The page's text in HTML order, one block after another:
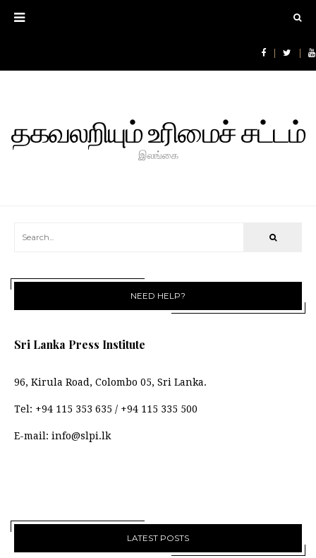
தகவலறியும் உரிமைச் சட்டம்
இலங்கை
NEED HELP?
Sri Lanka Press Institute
96, Kirula Road, Colombo 05, Sri Lanka.
Tel: +94 115 353 635 / +94 115 335 500
E-mail: info@slpi.lk
LATEST POSTS